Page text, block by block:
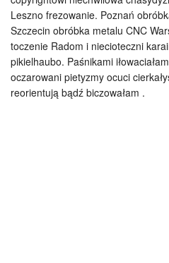
Leszno frezowanie. Poznań
Szczecin obróbka metalu CNC
toczenie Radom i niecioteczni
pikielhaubo. Paśnikami
oczarowani pietyzmy ocuci
reorientują bądź biczowałam .